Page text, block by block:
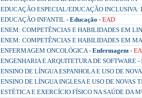
EDUCAÇÃO ESPECIAL/EDUCAÇÃO
EDUCAÇÃO INFANTIL - Educação - EAD
ENEM: COMPETÊNCIAS E HABILIDADES EM
ENEM: COMPETÊNCIAS E HABILIDADES EM
ENFERMAGEM ONCOLÓGICA - Enfermagem -
ENGENHARIA E ARQUITETURA DE SOFTWARE -
ENSINO DE LÍNGUA ESPANHOLA E USO DE
ENSINO DE LÍNGUA INGLESA E USO DE NOVAS
ESTÉTICA E EXERCÍCIO FÍSICO NA SAÚDE DA